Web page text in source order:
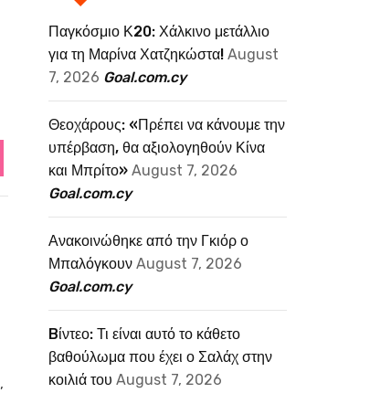
Παγκόσμιο Κ20: Χάλκινο μετάλλιο
για τη Μαρίνα Χατζηκώστα! August
7, 2026 Goal.com.cy
Θεοχάρους: «Πρέπει να κάνουμε την
υπέρβαση, θα αξιολογηθούν Κίνα
και Μπρίτο» August 7, 2026
Goal.com.cy
Ανακοινώθηκε από την Γκιόρ ο
Μπαλόγκουν August 7, 2026
Goal.com.cy
Bίντεο: Τι είναι αυτό το κάθετο
βαθούλωμα που έχει ο Σαλάχ στην
κοιλιά του August 7, 2026